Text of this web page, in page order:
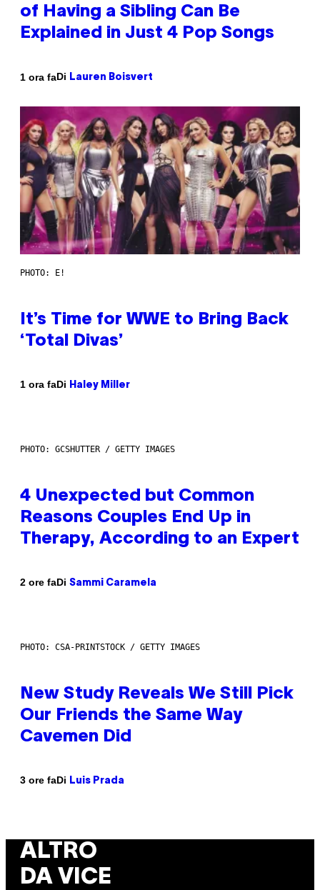
of Having a Sibling Can Be
Explained in Just 4 Pop Songs
1 ora faDi Lauren Boisvert
PHOTO: E!
It’s Time for WWE to Bring Back
‘Total Divas’
1 ora faDi Haley Miller
PHOTO: GCSHUTTER / GETTY IMAGES
4 Unexpected but Common
Reasons Couples End Up in
Therapy, According to an Expert
2 ore faDi Sammi Caramela
PHOTO: CSA-PRINTSTOCK / GETTY IMAGES
New Study Reveals We Still Pick
Our Friends the Same Way
Cavemen Did
3 ore faDi Luis Prada
ALTRO
DA VICE